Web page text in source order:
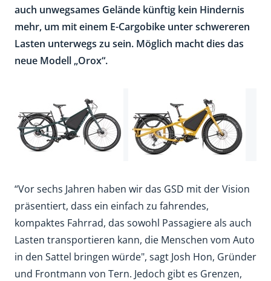
auch unwegsames Gelände künftig kein Hindernis
mehr, um mit einem E-Cargobike unter schwereren
Lasten unterwegs zu sein. Möglich macht dies das
neue Modell „Orox“.
“Vor sechs Jahren haben wir das GSD mit der Vision
präsentiert, dass ein einfach zu fahrendes,
kompaktes Fahrrad, das sowohl Passagiere als auch
Lasten transportieren kann, die Menschen vom Auto
in den Sattel bringen würde", sagt Josh Hon, Gründer
und Frontmann von Tern. Jedoch gibt es Grenzen,